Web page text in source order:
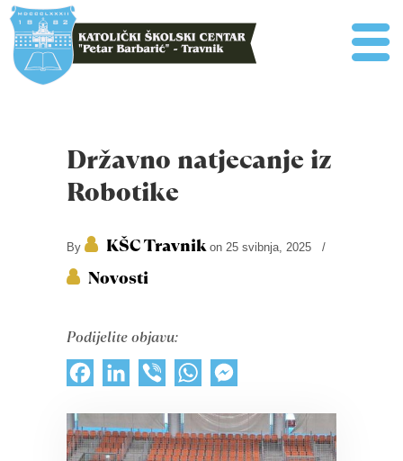
Državno natjecanje iz
Robotike
By KŠC Travnikon 25 svibnja, 2025 /
Novosti
Podijelite objavu:
FacebookLinkedInViber WhatsApp